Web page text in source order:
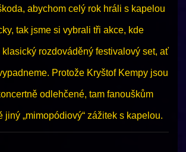
abychom celý rok hráli s kapelou
tak jsme si vybrali tři akce, kde
rozdováděný festivalový set, ať
Protože Kryštof Kempy jsou
odlehčené, tam fanouškům
jiný „mimopódiový“ zážitek s kapelou.